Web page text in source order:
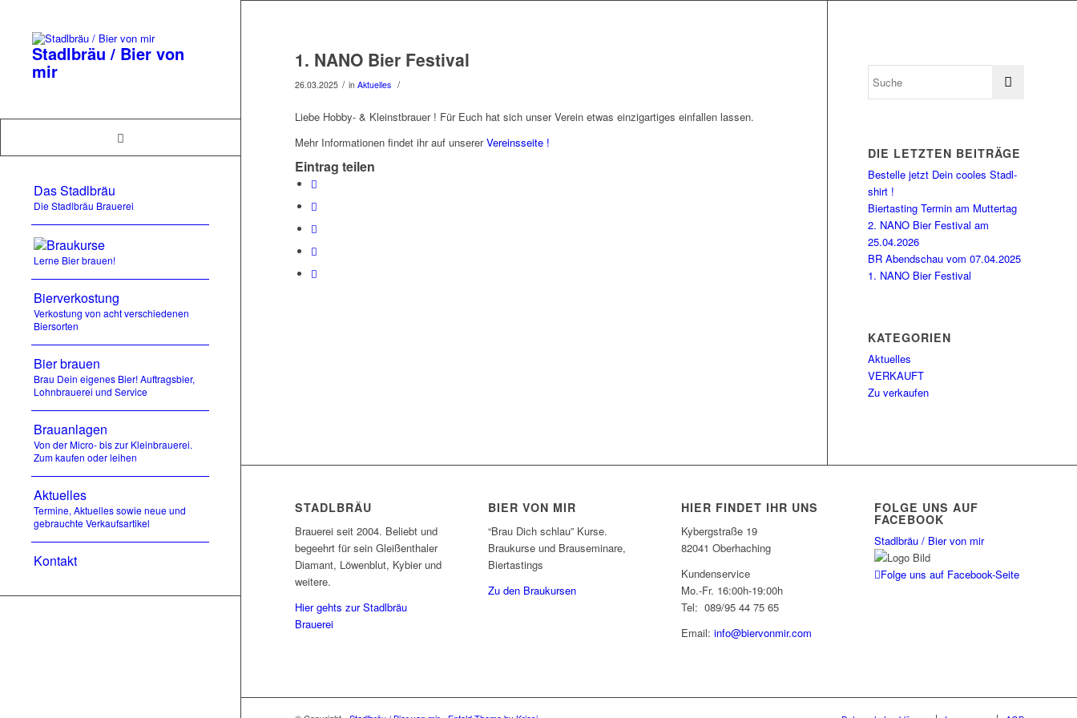
Stadlbräu / Bier von
mir
Das Stadlbräu
Die Stadlbräu Brauerei
Braukurse
Lerne Bier brauen!
Bierverkostung
Verkostung von acht verschiedenen
Biersorten
Bier brauen
Brau Dein eigenes Bier! Auftragsbier,
Lohnbrauerei und Service
Brauanlagen
Von der Micro- bis zur Kleinbrauerei.
Zum kaufen oder leihen
Aktuelles
Termine, Aktuelles sowie neue und
gebrauchte Verkaufsartikel
Kontakt
1. NANO Bier Festival
26.03.2025 / in Aktuelles /
Liebe Hobby- & Kleinstbrauer ! Für Euch hat sich unser Verein etwas einzigartiges einfallen lassen.
Mehr Informationen findet ihr auf unsererVereinsseite !
Eintrag teilen
DIE LETZTEN BEITRÄGE
Bestelle jetzt Dein cooles Stadl-
shirt !
Biertasting Termin am Muttertag
2. NANO Bier Festival am
25.04.2026
BR Abendschau vom 07.04.2025
1. NANO Bier Festival
KATEGORIEN
Aktuelles
VERKAUFT
Zu verkaufen
STADLBRÄU
Brauerei seit 2004. Beliebt und
begeehrt für sein Gleißenthaler
Diamant, Löwenblut, Kybier und
weitere.
Hier gehts zur Stadlbräu
Brauerei
BIER VON MIR
“Brau Dich schlau” Kurse.
Braukurse und Brauseminare,
Biertastings
Zu den Braukursen
HIER FINDET IHR UNS
Kybergstraße 19
82041 Oberhaching
Kundenservice
Mo.-Fr. 16:00h-19:00h
Tel: 089/95 44 75 65
Email: info@biervonmir.com
FOLGE UNS AUF
FACEBOOK
Stadlbräu / Bier von mir
Folge uns auf Facebook-Seite